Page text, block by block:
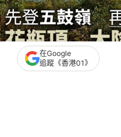
撰文：山水小組
在Google
追蹤《香港01》